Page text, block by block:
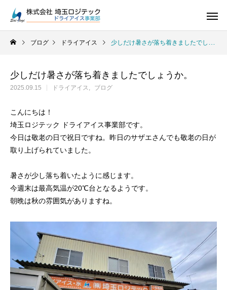
ドライアイスの販売をしています
2026.06.30 2026.06.29
ブログ ドライアイス 少しだけ暑さが落ち着きましたでしょうか。
少しだけ暑さが落ち着きましたでしょうか。
2025.09.15 ドライアイス ブログ
こんにちは！
埼玉ロジテック ドライアイス事業部です。
今日は敬老の日で祝日ですね。昨日のサザエさんでも敬老の日が
取り上げられていました。
暑さが少し落ち着いたように感じます。
今週末は最高気温が20℃台となるようです。
朝晩は秋の雰囲気がありますね。